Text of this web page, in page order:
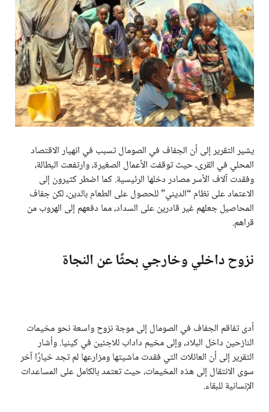
يشير التقرير إلى أن الجفاف في الصومال تسبب في انهيار الاقتصاد
المحلي في القرى، حيث توقفت الأعمال الصغيرة، وارتفعت البطالة،
وفقدت آلاف الأسر مصادر دخلها الرئيسية. كما اضطر كثيرون إلى
الاعتماد على نظام “الديني” للحصول على الطعام بالدين، لكن جفاف
المحاصيل جعلهم غير قادرين على السداد، مما دفعهم إلى الهروب من
قراهم.
نزوح داخلي وخارجي بحثًا عن النجاة
أدى تفاقم الجفاف في الصومال إلى موجة نزوح واسعة نحو مخيمات
النازحين داخل البلاد، وإلى مخيم داداب للاجئين في كينيا. وأشار
التقرير إلى أن العائلات التي فقدت ماشيتها ومزارعها لم تجد خيارًا آخر
سوى الانتقال إلى هذه المخيمات، حيث تعتمد بالكامل على المساعدات
الإنسانية للبقاء.